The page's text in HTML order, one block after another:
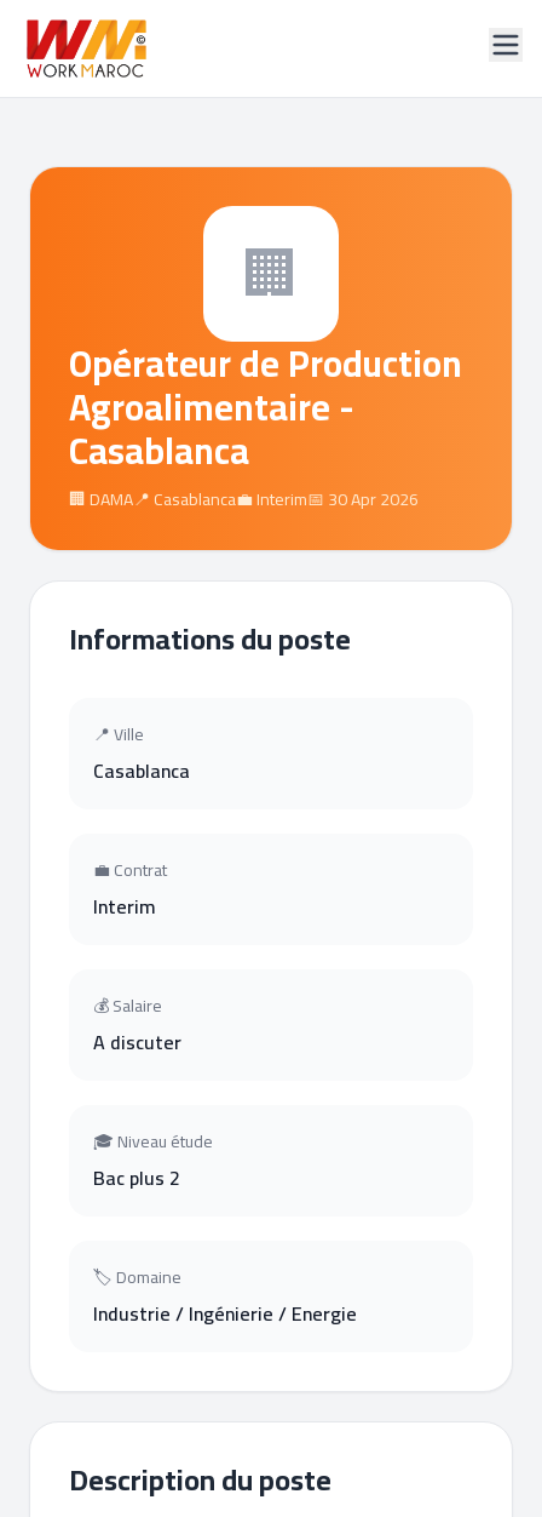
🏢
Opérateur de Production
Agroalimentaire -
Casablanca
🏢 DAMA📍 Casablanca💼 Interim📅 30 Apr 2026
Informations du poste
📍 Ville
Casablanca
💼 Contrat
Interim
💰 Salaire
A discuter
🎓 Niveau étude
Bac plus 2
🏷 Domaine
Industrie / Ingénierie / Energie
Description du poste